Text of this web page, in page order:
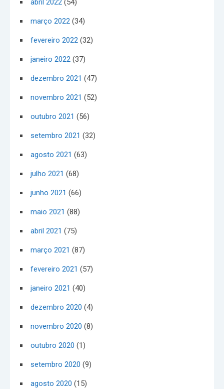
abril 2022 (54)
março 2022 (34)
fevereiro 2022 (32)
janeiro 2022 (37)
dezembro 2021 (47)
novembro 2021 (52)
outubro 2021 (56)
setembro 2021 (32)
agosto 2021 (63)
julho 2021 (68)
junho 2021 (66)
maio 2021 (88)
abril 2021 (75)
março 2021 (87)
fevereiro 2021 (57)
janeiro 2021 (40)
dezembro 2020 (4)
novembro 2020 (8)
outubro 2020 (1)
setembro 2020 (9)
agosto 2020 (15)